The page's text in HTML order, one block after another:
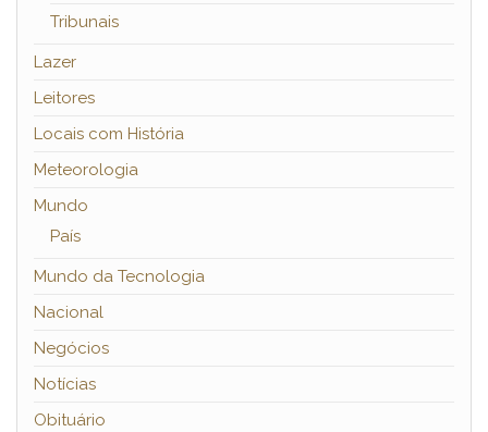
Tribunais
Lazer
Leitores
Locais com História
Meteorologia
Mundo
País
Mundo da Tecnologia
Nacional
Negócios
Notícias
Obituário